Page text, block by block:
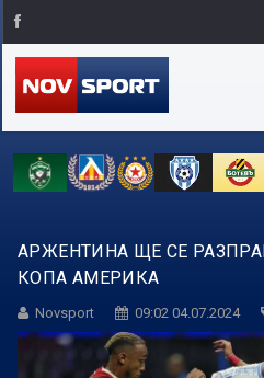
АРЖЕНТИНА ЩЕ СЕ
КОПА АМЕРИКА
Novsport 09:02 04.07.2024